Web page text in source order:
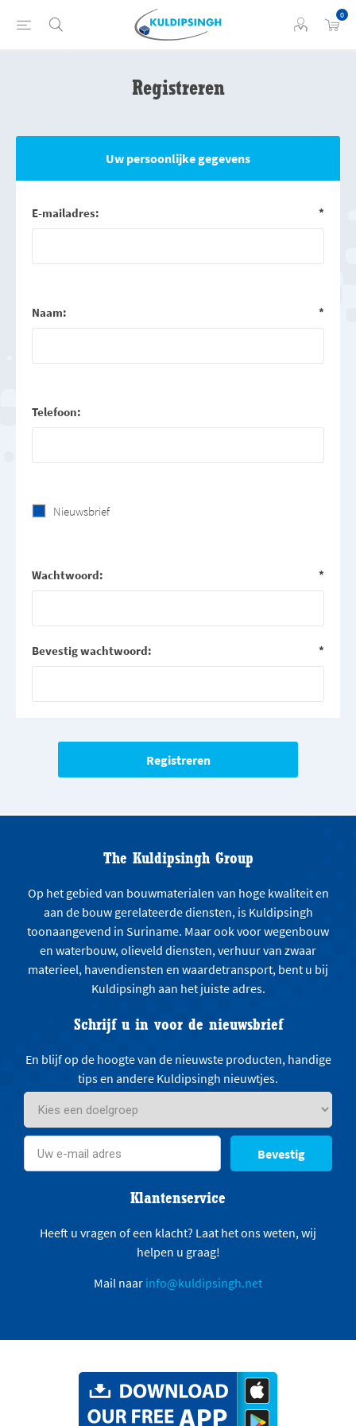
0
Registreren
Uw persoonlijke gegevens
E-mailadres: *
Naam: *
Telefoon:
Nieuwsbrief
Wachtwoord: *
Bevestig wachtwoord: *
The Kuldipsingh Group
Op het gebied van bouwmaterialen van hoge kwaliteit en
aan de bouw gerelateerde diensten, is Kuldipsingh
toonaangevend in Suriname. Maar ook voor wegenbouw
en waterbouw, olieveld diensten, verhuur van zwaar
materieel, havendiensten en waardetransport, bent u bij
Kuldipsingh aan het juiste adres.
Schrijf u in voor de nieuwsbrief
En blijf op de hoogte van de nieuwste producten, handige
tips en andere Kuldipsingh nieuwtjes.
Bevestig
Klantenservice
Heeft u vragen of een klacht? Laat het ons weten, wij
helpen u graag!
Mail naar info@kuldipsingh.net